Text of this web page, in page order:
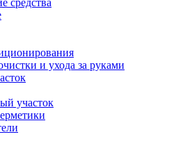
средства
и ухода за руками
участок